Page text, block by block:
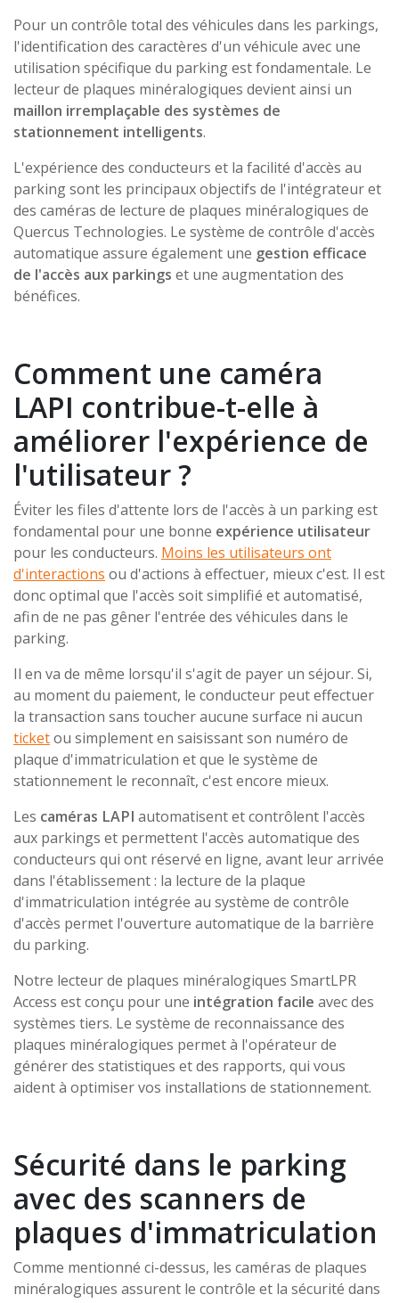
Pour un contrôle total des véhicules dans les parkings,
l'identification des caractères d'un véhicule avec une
utilisation spécifique du parking est fondamentale. Le
lecteur de plaques minéralogiques devient ainsi un
maillon irremplaçable des systèmes de
stationnement intelligents.
L'expérience des conducteurs et la facilité d'accès au
parking sont les principaux objectifs de l'intégrateur et
des caméras de lecture de plaques minéralogiques de
Quercus Technologies. Le système de contrôle d'accès
automatique assure également une gestion efficace
de l'accès aux parkings et une augmentation des
bénéfices.
Comment une caméra
LAPI contribue-t-elle à
améliorer l'expérience de
l'utilisateur ?
Éviter les files d'attente lors de l'accès à un parking est
fondamental pour une bonne expérience utilisateur
pour les conducteurs. Moins les utilisateurs ont
d'interactions ou d'actions à effectuer, mieux c'est. Il est
donc optimal que l'accès soit simplifié et automatisé,
afin de ne pas gêner l'entrée des véhicules dans le
parking.
Il en va de même lorsqu'il s'agit de payer un séjour. Si,
au moment du paiement, le conducteur peut effectuer
la transaction sans toucher aucune surface ni aucun
ticketou simplement en saisissant son numéro de
plaque d'immatriculation et que le système de
stationnement le reconnaît, c'est encore mieux.
Les caméras LAPI automatisent et contrôlent l'accès
aux parkings et permettent l'accès automatique des
conducteurs qui ont réservé en ligne, avant leur arrivée
dans l'établissement : la lecture de la plaque
d'immatriculation intégrée au système de contrôle
d'accès permet l'ouverture automatique de la barrière
du parking.
Notre lecteur de plaques minéralogiques SmartLPR
Access est conçu pour une intégration facile avec des
systèmes tiers. Le système de reconnaissance des
plaques minéralogiques permet à l'opérateur de
générer des statistiques et des rapports, qui vous
aident à optimiser vos installations de stationnement.
Sécurité dans le parking
avec des scanners de
plaques d'immatriculation
Comme mentionné ci-dessus, les caméras de plaques
minéralogiques assurent le contrôle et la sécurité dans